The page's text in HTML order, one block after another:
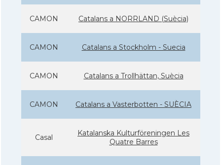
CAMON Catalans a NORRLAND (Suècia)
CAMON Catalans a Stockholm - Suecia
CAMON Catalans a Trollhättan, Suècia
CAMON Catalans a Vasterbotten - SUÈCIA
Casal
Katalanska Kulturföreningen Les
Quatre Barres